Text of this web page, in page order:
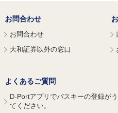
お問合わせ
お問合わせ
大和証券以外の窓口
よくあるご質問
D-Portアプリでパスキーの登録が
てください。